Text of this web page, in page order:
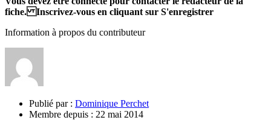
fiche. Inscrivez-vous en cliquant sur S'enregistrer
Information à propos du contributeur
Publié par : Dominique Perchet
Membre depuis : 22 mai 2014